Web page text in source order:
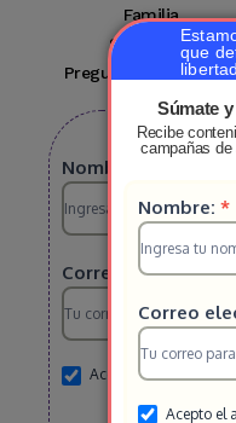
Familia
Suscríbete
Preguntas Frecuentes
Suscripcion
HS
2025
Nombre:
Correo electrónico
Acepto el aviso de
que
Súmate
Recibe
campañas
HS
2025
Nombre: *
Correo
Acepto el